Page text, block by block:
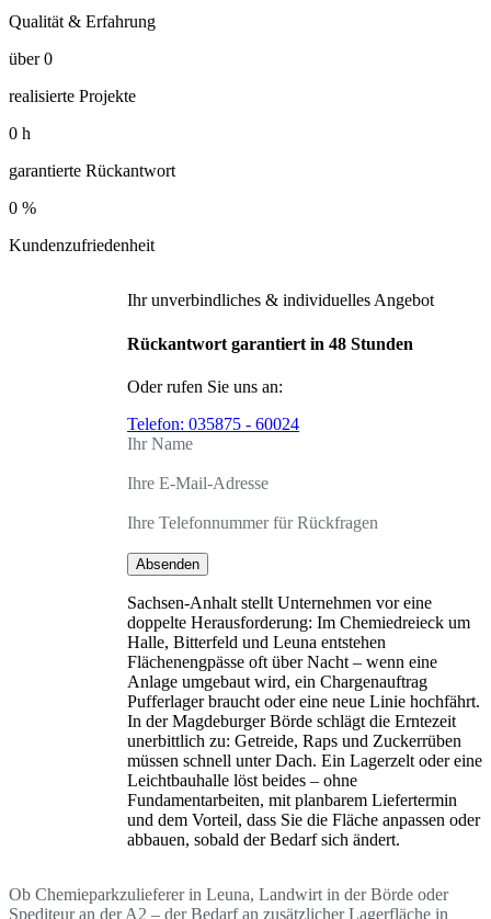
Qualität & Erfahrung
über 0
realisierte Projekte
0 h
garantierte Rückantwort
0 %
Kundenzufriedenheit
Ihr unverbindliches & individuelles Angebot
Rückantwort garantiert in 48 Stunden
Oder rufen Sie uns an:
Telefon: 035875 - 60024
Ihr Name
Ihre E-Mail-Adresse
Ihre Telefonnummer für Rückfragen
Absenden
Sachsen-Anhalt stellt Unternehmen vor eine
doppelte Herausforderung: Im Chemiedreieck um
Halle, Bitterfeld und Leuna entstehen
Flächenengpässe oft über Nacht – wenn eine
Anlage umgebaut wird, ein Chargenauftrag
Pufferlager braucht oder eine neue Linie hochfährt.
In der Magdeburger Börde schlägt die Erntezeit
unerbittlich zu: Getreide, Raps und Zuckerrüben
müssen schnell unter Dach. Ein Lagerzelt oder eine
Leichtbauhalle löst beides – ohne
Fundamentarbeiten, mit planbarem Liefertermin
und dem Vorteil, dass Sie die Fläche anpassen oder
abbauen, sobald der Bedarf sich ändert.
Ob Chemieparkzulieferer in Leuna, Landwirt in der Börde oder
Spediteur an der A2 – der Bedarf an zusätzlicher Lagerfläche in